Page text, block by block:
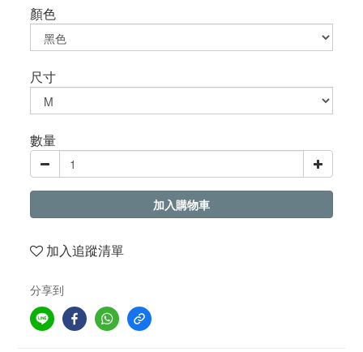
顏色
尺寸
數量
加入購物車
加入追蹤清單
分享到